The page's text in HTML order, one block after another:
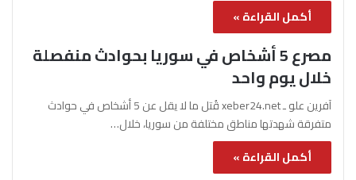
أكمل القراءة »
مصرع 5 أشخاص في سوريا بحوادث منفصلة
خلال يوم واحد
آفرين علو ـ xeber24.net قُتل ما لا يقل عن 5 أشخاص في حوادث
متفرقة شهدتها مناطق مختلفة من سوريا، خلال…
أكمل القراءة »